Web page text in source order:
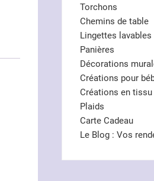
Torchons
Chemins de table
Lingettes lavables
Panières
Décorations
Créations pour
Créations en
Plaids
Carte Cadeau
Le Blog : Vos